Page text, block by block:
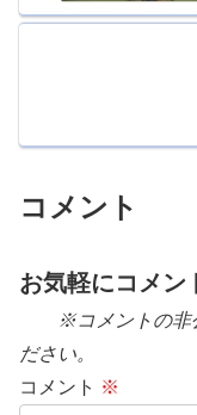
コメント
お気軽にコメン
※コメントの非公
ださい。
コメント ※